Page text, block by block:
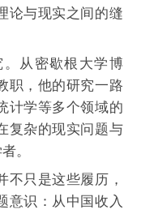
论与现实之间的缝
从密歇根大学博
职，他的研究一路
计学等多个领域的
复杂的现实问题与
。
不只是这些履历，
意识：从中国收入